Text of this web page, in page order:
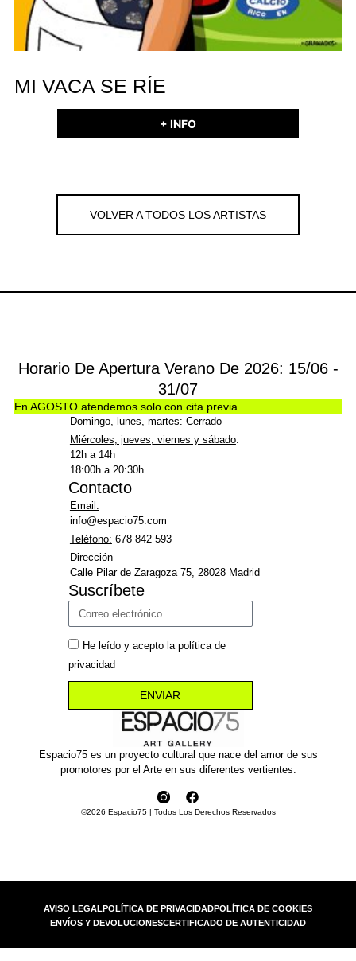
MI VACA SE RÍE
+ INFO
VOLVER A TODOS LOS ARTISTAS
Espacio75 es un proyecto cultural que nace del amor de sus
promotores por el Arte en sus diferentes vertientes.
©2026 Espacio75 | Todos Los Derechos Reservados
Horario De Apertura Verano De 2026: 15/06 -
31/07
En AGOSTO atendemos solo con cita previa
Domingo, lunes, martes: Cerrado
Miércoles, jueves, viernes y sábado:
12h a 14h
18:00h a 20:30h
Contacto
Email:
info@espacio75.com
Teléfono: 678 842 593
Dirección
Calle Pilar de Zaragoza 75, 28028 Madrid
Suscríbete
He leído y acepto la política de
privacidad
ENVIAR
AVISO LEGALPOLÍTICA DE PRIVACIDADPOLÍTICA DE COOKIES
ENVÍOS Y DEVOLUCIONESCERTIFICADO DE AUTENTICIDAD